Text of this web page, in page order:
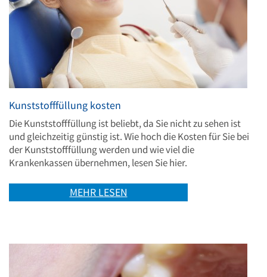
Kunststofffüllung kosten
Die Kunststofffüllung ist beliebt, da Sie nicht zu sehen ist
und gleichzeitig günstig ist. Wie hoch die Kosten für Sie bei
der Kunststofffüllung werden und wie viel die
Krankenkassen übernehmen, lesen Sie hier.
MEHR LESEN